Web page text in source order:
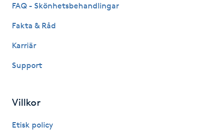
Regndroppsmassage
Reikihealing
Restorative Yoga
FAQ - Skönhetsbehandlingar
Fakta & Råd
Karriär
Support
Villkor
Etisk policy